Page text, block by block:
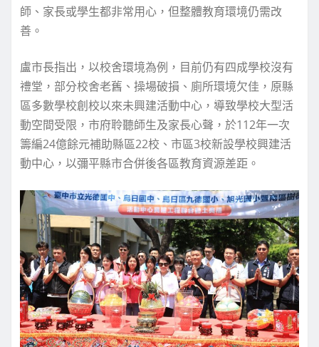
師、家長或學生都非常用心，但整體教育環境仍需改
善。
盧市長指出，以校舍環境為例，目前仍有四成學校沒有
禮堂，部分校舍老舊、操場破損、廁所環境欠佳，原縣
區多數學校創校以來未興建活動中心，導致學校大型活
動空間受限，市府聆聽師生及家長心聲，於112年一次
籌編24億餘元補助縣區22校、市區3校新設學校興建活
動中心，以彌平縣市合併後各區教育資源差距。